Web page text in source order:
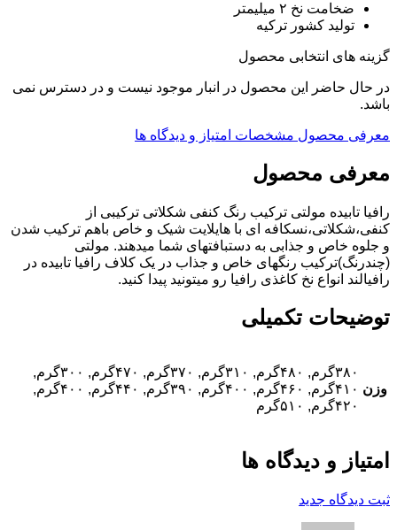
ضخامت نخ ۲ میلیمتر
تولید کشور ترکیه
گزینه های انتخابی محصول
در حال حاضر این محصول در انبار موجود نیست و در دسترس نمی
باشد.
معرفی محصول مشخصات امتیاز و دیدگاه ها
معرفی محصول
رافیا تابیده مولتی ترکیب رنگ کنفی شکلاتی ترکیبی از
کنفی،شکلاتی،نسکافه ای با هایلایت شیک و خاص باهم ترکیب شدن
و جلوه خاص و جذابی به دستبافتهای شما میدهند. مولتی
(چندرنگ)ترکیب رنگهای خاص و جذاب در یک کلاف رافیا تابیده در
رافیالند انواع نخ کاغذی رافیا رو میتونید پیدا کنید.
توضیحات تکمیلی
وزن
۳۸۰گرم, ۴۸۰گرم, ۳۱۰گرم, ۳۷۰گرم, ۴۷۰گرم, ۳۰۰گرم,
۴۱۰گرم, ۴۶۰گرم, ۴۰۰گرم, ۳۹۰گرم, ۴۴۰گرم, ۴۰۰گرم,
۴۲۰گرم, ۵۱۰گرم
امتیاز و دیدگاه ها
ثبت دیدگاه جدید